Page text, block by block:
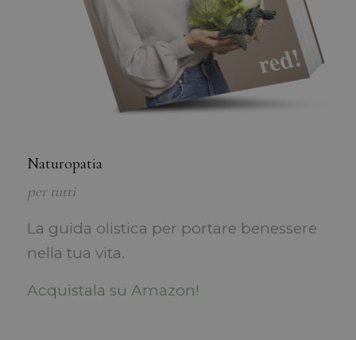
Naturopatia
per tutti
La guida olistica per portare benessere
nella tua vita.
Acquistala su Amazon!